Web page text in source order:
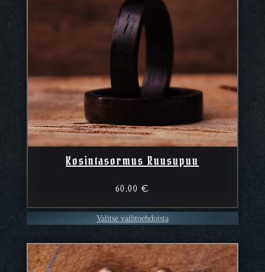
Kosintasormus Ruusupuu
60,00 €
Valitse vaihtoehdoista